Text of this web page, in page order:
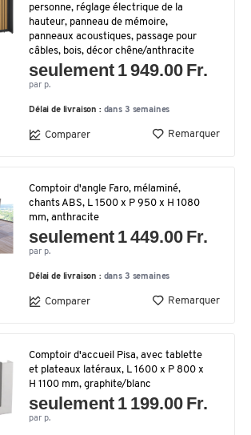
personne, réglage électrique de la
hauteur, panneau de mémoire,
panneaux acoustiques, passage pour
câbles, bois, décor chêne/anthracite
seulement 1 949.00 Fr.
par p.
Délai de livraison : dans 3 semaines
Comparer Remarquer
Comptoir d'angle Faro, mélaminé,
chants ABS, L 1500 x P 950 x H 1080
mm, anthracite
seulement 1 449.00 Fr.
par p.
Délai de livraison : dans 3 semaines
Comparer Remarquer
Comptoir d'accueil Pisa, avec tablette
et plateaux latéraux, L 1600 x P 800 x
H 1100 mm, graphite/blanc
seulement 1 199.00 Fr.
par p.